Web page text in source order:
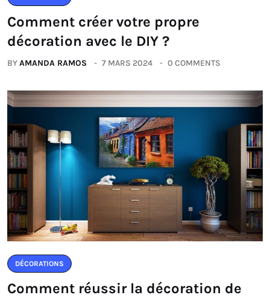
Comment créer votre propre
décoration avec le DIY ?
BYAMANDA RAMOS 7 MARS 2024 0 COMMENTS
DÉCORATIONS
Comment réussir la décoration de